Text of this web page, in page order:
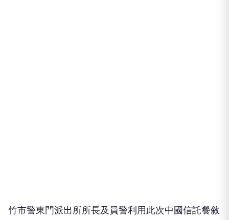
竹市警東門派出所所長及員警利用此次中國信託餐敘